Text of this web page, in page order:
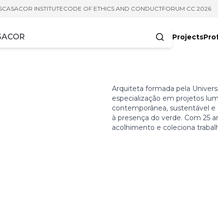
CASACOR INSTITUTECODE OF ETHICS AND CONDUCTFORUM CC 2026
Projects
Arquiteta formada pela
especialização em projetos
contemporânea, sustentável
à presença do verde. Com 25
acolhimento e coleciona